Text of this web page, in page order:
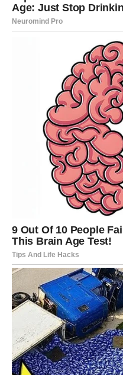
Možda ste davali više
čekali da se neko
posao koji vas nije cenio.
“Kada ću ja dobiti ono
Odgovor je – sada.
Ljubav: Povratak
osoba
U ljubavi dolazi preokret.
novu stabilnost. Partner
poštovanja, više
sada dolazi faza
Slobodni Ovnovi ulaze u
ih ne doživljava kao
igrica. Nema više
vas – ne ispred, ne iza –
Posao i novac:
Moguće je unapređenje,
priznanje za trud koji ste